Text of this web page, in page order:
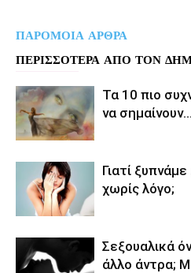
ΠΑΡΟΜΟΙΑ ΑΡΘΡΑ
ΠΕΡΙΣΣΟΤΕΡΑ ΑΠΟ ΤΟΝ
Τα 10 πιο
να σημαίνουν…
Γιατί
χωρίς λόγο;
Σεξουαλικά
άλλο άντρα;